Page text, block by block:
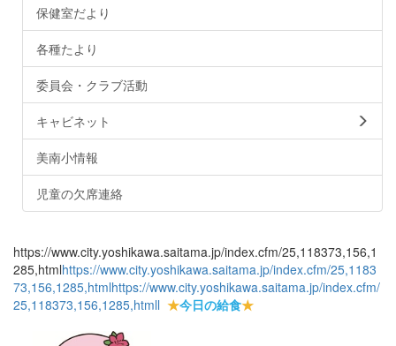
保健室だより
各種たより
委員会・クラブ活動
キャビネット
美南小情報
児童の欠席連絡
https://www.city.yoshikawa.saitama.jp/index.cfm/25,118373,156,1
285,htmlhttps://www.city.yoshikawa.saitama.jp/index.cfm/25,1183
73,156,1285,htmlhttps://www.city.yoshikawa.saitama.jp/index.cfm/
25,118373,156,1285,htmll ★今日の給食★